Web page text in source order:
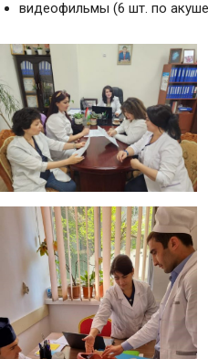
видеофильмы (6 шт. по